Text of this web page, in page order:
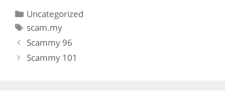
e
b
o
o
er gr
m
Categories
Uncategorized
Tags
scam.my
Scammy 96
Scammy 101